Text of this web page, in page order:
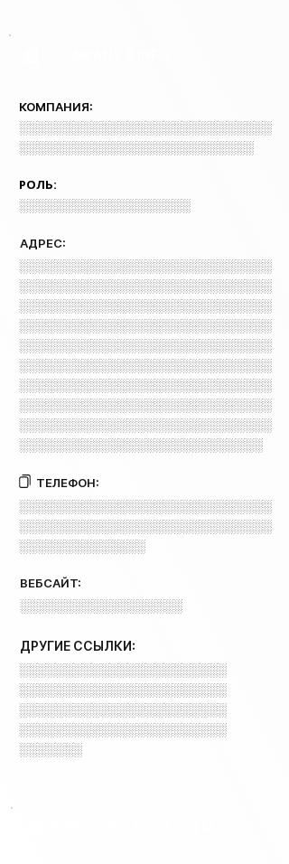
КОМПАНИЯ:
░░░░░░░░░░░░░░░░░░░░░░░░░░░░
░░░░░░░░░░░░░░░░░░░░░░░░░░
РОЛЬ:
░░░░░░░░░░░░░░░░░░░
АДРЕС:
░░░░░░░░░░░░░░░░░░░░░░░░░░░░
░░░░░░░░░░░░░░░░░░░░░░░░░░░░
░░░░░░░░░░░░░░░░░░░░░░░░░░░░
░░░░░░░░░░░░░░░░░░░░░░░░░░░░
░░░░░░░░░░░░░░░░░░░░░░░░░░░░
░░░░░░░░░░░░░░░░░░░░░░░░░░░░
░░░░░░░░░░░░░░░░░░░░░░░░░░░░
░░░░░░░░░░░░░░░░░░░░░░░░░░░░
░░░░░░░░░░░░░░░░░░░░░░░░░░░░
░░░░░░░░░░░░░░░░░░░░░░░░░░░
ТЕЛЕФОН:
░░░░░░░░░░░░░░░░░░░░░░░░░░░░
░░░░░░░░░░░░░░░░░░░░░░░░░░░░
░░░░░░░░░░░░░░
ВЕБСАЙТ:
░░░░░░░░░░░░░░░░░░
ДРУГИЕ ССЫЛКИ:
░░░░░░░░░░░░░░░░░░░░░░░
░░░░░░░░░░░░░░░░░░░░░░░
░░░░░░░░░░░░░░░░░░░░░░░
░░░░░░░░░░░░░░░░░░░░░░░
░░░░░░░